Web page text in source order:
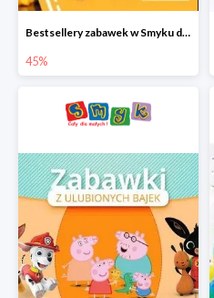
Bestsellery zabawek w Smyku do -45%
45%